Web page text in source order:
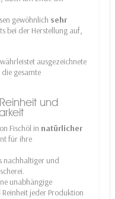
gewöhnlich sehr
bei der Herstellung auf,
ausgezeichnete
gesamte
und
Fischöl in natürlicher
für ihre
nachhaltiger und
unabhängige
jeder Produktion